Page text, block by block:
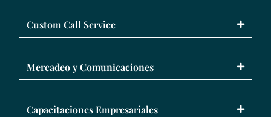
Custom Call Service
Mercadeo y Comunicaciones
Capacitaciones Empresariales